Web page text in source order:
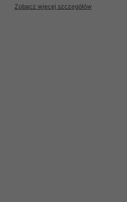
Zobacz więcej szczegółów